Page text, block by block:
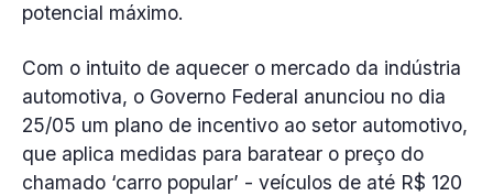
potencial máximo.
Com o intuito de aquecer o mercado da indústria
automotiva, o Governo Federal anunciou no dia
25/05 um plano de incentivo ao setor automotivo,
que aplica medidas para baratear o preço do
chamado ‘carro popular’ - veículos de até R$ 120